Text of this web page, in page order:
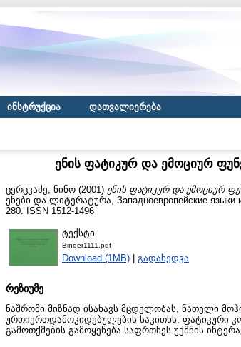
ინსტრუქცია დათვალიერება
ენის ფატიკურ და ემოციურ
ცერცვაძე, ნინო (2001) ენის ფატიკურ და ემოციურ
ენები და ლიტერატურა, Западноевропейские языки
280. ISSN 1512-1496
ტექსტი
Binder1111.pdf
Download (1MB) | გადახედვა
რეზიუმე
ნაშრომი მიზნად ისახავს მცდელობას, ნათელი
ურთიერთდამოკიდებულების საკითხს: ფატიკური
გამოთქმების გამოყენება საფრთხეს უქმნის